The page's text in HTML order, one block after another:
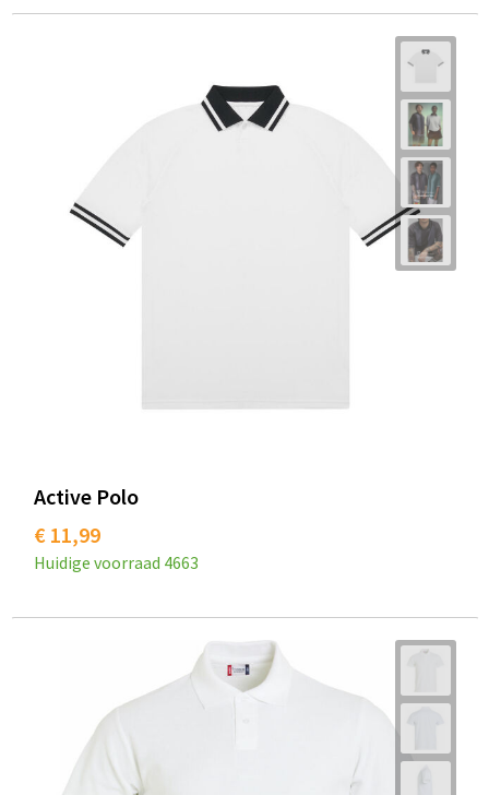
Active Polo
€ 11,99
Huidige voorraad 4663